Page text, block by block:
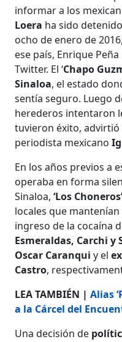
informar a los
Loera ha sido
ocho de enero de
ese país, Enrique
Twitter. El ‘Chapo
Sinaloa, el estado
sentía seguro. Luego
herederos intentaron
tuvieron éxito, advirtió
periodista mexicano
En los años previos a
operaba en forma
Sinaloa,‘Los
locales que
ingreso de la cocaína
Esmeraldas, Carchi y
Oscar Caranqui y el
Castro,
LEA TAMBIÉN |Alias
a la Cárcel del
Una decisión de